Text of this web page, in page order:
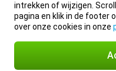
intrekken of wijzigen.
pagina en klik in de footer
over onze cookies in onze